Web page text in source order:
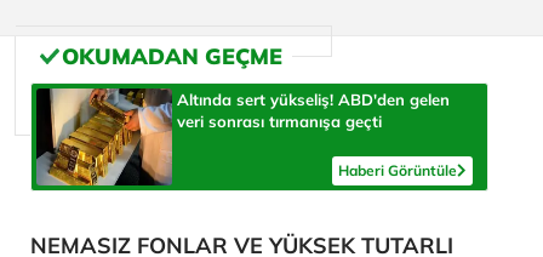
Altında sert yükseliş! ABD'den gelen
veri sonrası tırmanışa geçti
Haberi Görüntüle
NEMASIZ FONLAR VE YÜKSEK TUTARLI